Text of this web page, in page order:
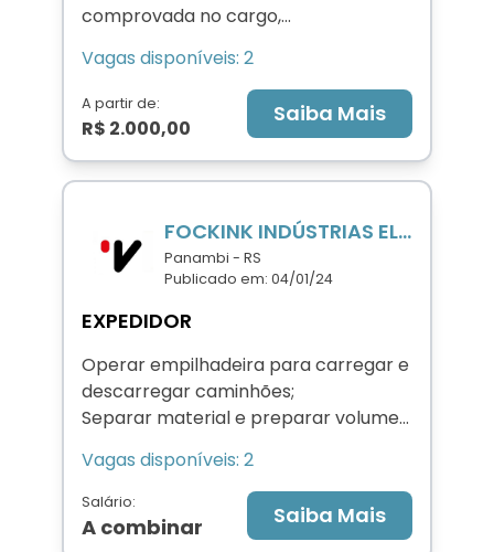
comprovada no cargo,
Vagas disponíveis: 2
A partir de:
R$ 2.000,00
Saiba Mais
FOCKINK INDÚSTRIAS ELÉTRICAS LTDA
Panambi - RS
Publicado em: 04/01/24
EXPEDIDOR
Operar empilhadeira para carregar e
descarregar caminhões;
Separar material e preparar volumes
Vagas disponíveis: 2
Salário:
A combinar Saiba Mais